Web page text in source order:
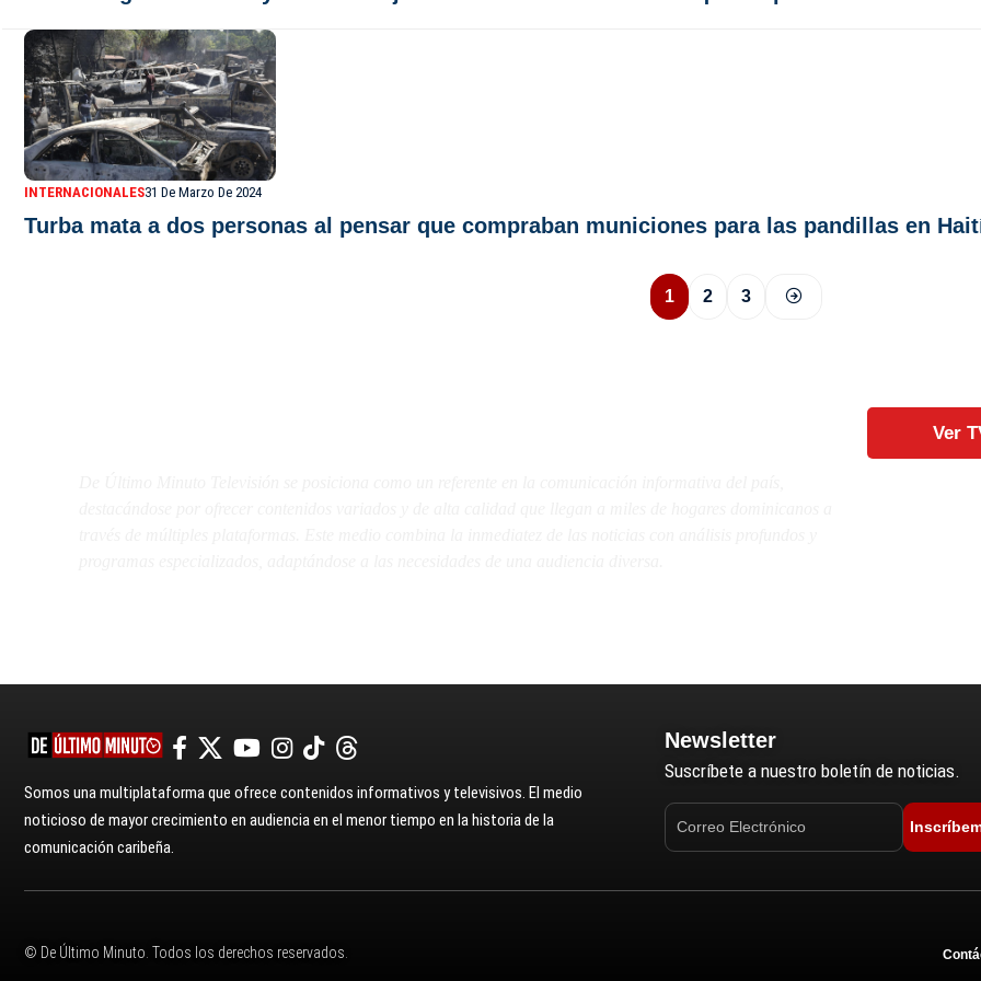
INTERNACIONALES31 De Marzo De 2024
Turba mata a dos personas al pensar que compraban municiones para las pandillas en
1 2 3
Ver
Somos una multiplataforma que ofrece contenidos informativos y televisivos. El medio
noticioso de mayor crecimiento en audiencia en el menor tiempo en la historia de la
comunicación caribeña.
Newsletter
Suscríbete a nuestro boletín de noticias.
© De Último Minuto. Todos los derechos reservados.